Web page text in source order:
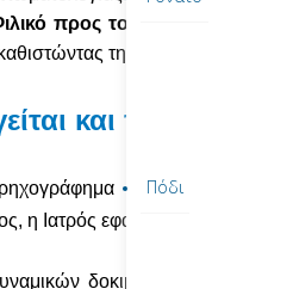
Πόδι
προς τον Ασθενή:
την ασφαλή εξέταση
και τι
Κοιλιακού
η Ιατρός εφαρμόζει ζελέ στην
δοκιμασιών, ο ασθενής